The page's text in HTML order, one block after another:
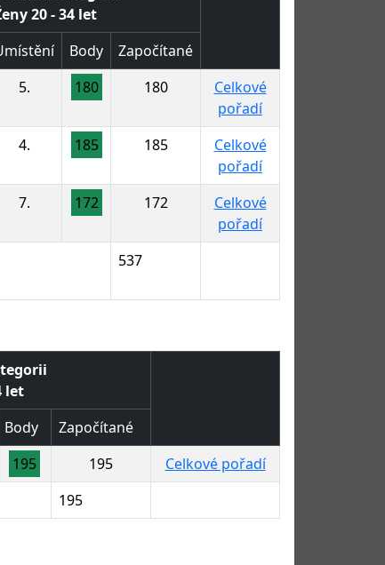
20 - 34 let
Body
Započítané
5. 180 180
Celkové
pořadí
4. 185 185
Celkové
pořadí
7. 172 172
Celkové
pořadí
537
let
Body
Započítané
195 195
Celkové pořadí
195